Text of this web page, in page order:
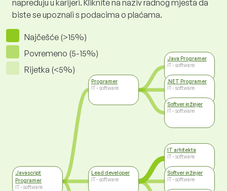
napreduju u karijeri. Kliknite na naziv radnog mjesta da
biste se upoznali s podacima o plaćama.
Najčešće (>15%)
Povremeno (5-15%)
Rijetka (<5%)
Javascript
Programer
IT - software
Programer
IT - software
Lead developer
IT - software
Java Programer
IT - software
.NET Programer
IT - software
Softver inžinjer
IT - software
IT arhitekta
IT - software
Softver inžinjer
IT - software